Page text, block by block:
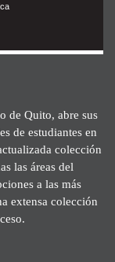
de Quito, abre sus
de estudiantes en
colección
las áreas del
a las más
extensa colección